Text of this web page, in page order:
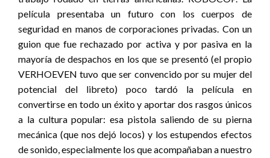
película presentaba un futuro con los cuerpos de
seguridad en manos de corporaciones privadas. Con un
guion que fue rechazado por activa y por pasiva en la
mayoría de despachos en los que se presentó (el propio
VERHOEVEN tuvo que ser convencido por su mujer del
potencial del libreto) poco tardó la película en
convertirse en todo un éxito y aportar dos rasgos únicos
a la cultura popular: esa pistola saliendo de su pierna
mecánica (que nos dejó locos) y los estupendos efectos
de sonido, especialmente los que acompañaban a nuestro